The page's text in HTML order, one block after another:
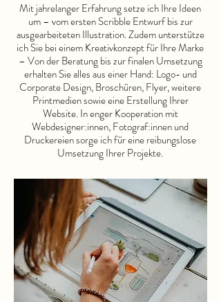
Mit jahrelanger Erfahrung setze ich Ihre Ideen
um – vom ersten Scribble Entwurf bis zur
ausgearbeiteten Illustration. Zudem unterstütze
ich Sie bei einem Kreativkonzept für Ihre Marke
– Von der Beratung bis zur finalen Umsetzung
erhalten Sie alles aus einer Hand: Logo- und
Corporate Design, Broschüren, Flyer, weitere
Printmedien sowie eine Erstellung Ihrer
Website. In enger Kooperation mit
Webdesigner:innen, Fotograf:innen und
Druckereien sorge ich für eine reibungslose
Umsetzung Ihrer Projekte.